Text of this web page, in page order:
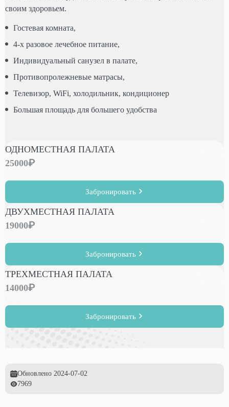
своим здоровьем.
Гостевая комната,
4-х разовое лечебное питание,
Индивидуальный санузел в палате,
Противопролежневые матрасы,
Телевизор, WiFi, холодильник, кондиционер
Большая площадь для большего удобства
ОДНОМЕСТНАЯ ПАЛАТА
25000
Забронировать
ДВУХМЕСТНАЯ ПАЛАТА
19000
Забронировать
ТРЕХМЕСТНАЯ ПАЛАТА
14000
Забронировать
Обновлено 2024-07-02
7969